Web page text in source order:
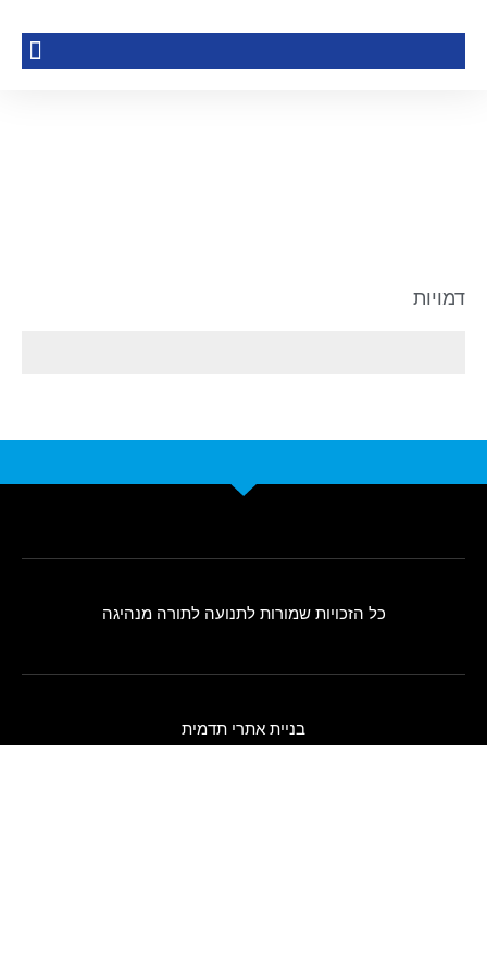
דמויות
כל הזכויות שמורות לתנועה לתורה מנהיגה
בניית אתרי תדמית